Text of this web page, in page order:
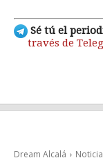
Sé tú el
través de